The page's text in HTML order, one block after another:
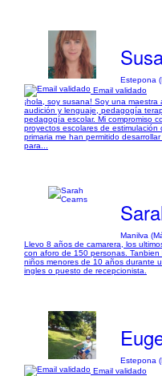
Estepona
Email validado
¡hola, soy susana! Soy una
audición y lenguaje, pedagogía
pedagogía escolar. Mi compromiso
proyectos escolares de
primaria me han permitido
para...
Manilva
Llevo 8 años de camarera, los
con aforo de 150 personas.
niños menores de 10 años durante
ingles o puesto de recepcionista.
Estepona
Email validado